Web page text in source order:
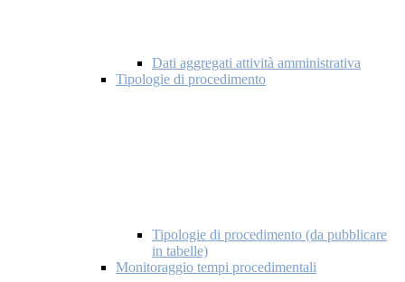
Dati aggregati attività amministrativa
Tipologie di procedimento
Tipologie di procedimento (da pubblicare
in tabelle)
Monitoraggio tempi procedimentali